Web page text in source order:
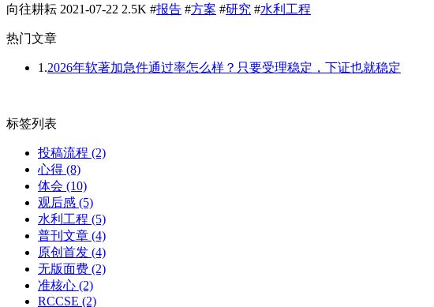
向往耕耘 2021-07-22 2.5K #报告 #方案 #研究 #水利工程
热门文章
1.2026年软著加急件通过率怎么样？只要受理稳定，下证也就稳定
标签列表
投稿流程 (2)
心得 (8)
体会 (10)
观后感 (5)
水利工程 (5)
普刊文章 (4)
原创首发 (4)
无版面费 (2)
准核心 (2)
RCCSE (2)